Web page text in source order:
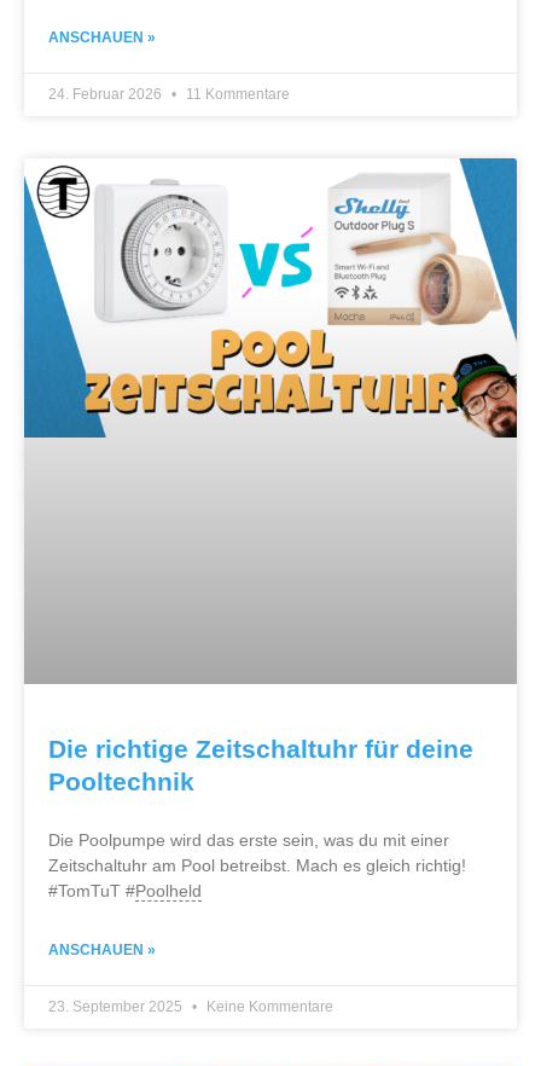
ANSCHAUEN »
24. Februar 2026 11 Kommentare
Die richtige Zeitschaltuhr für deine
Pooltechnik
Die Poolpumpe wird das erste sein, was du mit einer
Zeitschaltuhr am Pool betreibst. Mach es gleich richtig!
#TomTuT #Poolheld
ANSCHAUEN »
23. September 2025 Keine Kommentare